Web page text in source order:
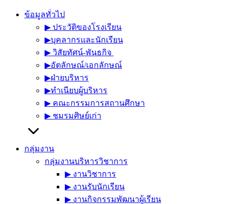
ข้อมูลทั่วไป
▶︎ ประวัติของโรงเรียน
▶︎บุคลากรและนักเรียน
▶︎ วิสัยทัศน์-พันธกิจ
▶︎อัตลักษณ์/เอกลักษณ์
▶︎ฝ่ายบริหาร
▶︎ทำเนียบผู้บริหาร
▶︎ คณะกรรมการสถานศึกษา
▶︎ ชมรมศิษย์เก่า
กลุ่มงาน
กลุ่มงานบริหารวิชาการ
▶︎ งานวิชาการ
▶︎ งานรับนักเรียน
▶︎ งานกิจกรรมพัฒนาผู้เรียน